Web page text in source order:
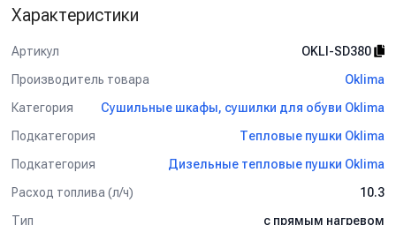
экологической безопасности.
Расход топлива: 8,85 кг/ч.
КПД: 100%.
Температура выходящего воздуха: 68°C.
Принцип работы:
топливо из бака, распыляет его. Топливно-воздушная смесь
впрыскивается в камеру сгорания, где она поджигается с
камеры сгорания и частично в нее. Нагреваясь, он выходит из
устройства и попадает в помещение.
Характеристики
Артикул
OKLI-SD380
Производитель товара
Oklima
Категория
Сушильные шкафы, сушилки для обуви Oklima
Подкатегория
Тепловые пушки Oklima
Подкатегория
Дизельные тепловые пушки Oklima
Расход топлива (л/ч)
10.3
Тип
с прямым нагревом